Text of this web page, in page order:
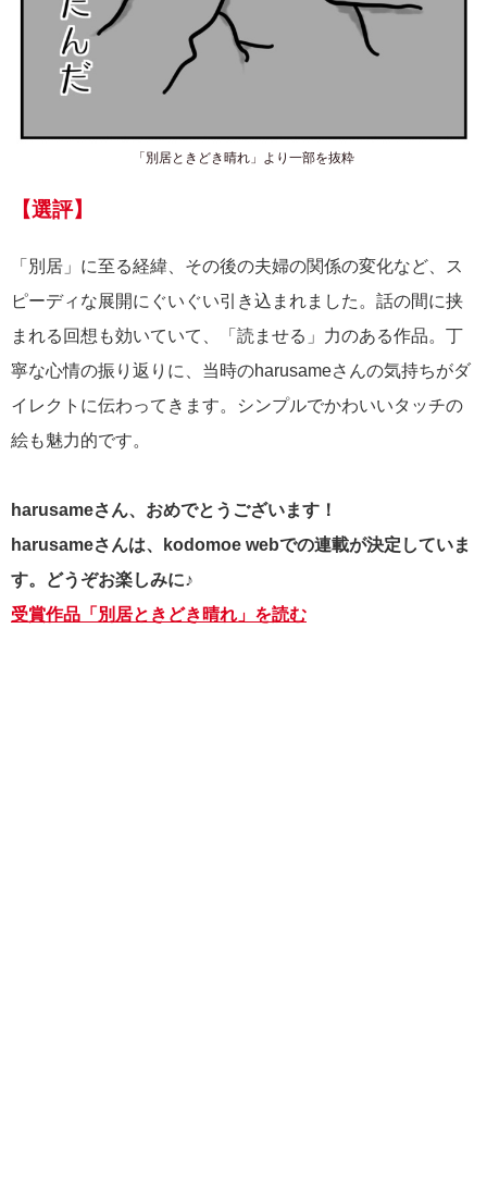
「別居ときどき晴れ」より一部を抜粋
【選評】
「別居」に至る経緯、その後の夫婦の関係の変化など、ス
ピーディな展開にぐいぐい引き込まれました。話の間に挟
まれる回想も効いていて、「読ませる」力のある作品。丁
寧な心情の振り返りに、当時のharusameさんの気持ちがダ
イレクトに伝わってきます。シンプルでかわいいタッチの
絵も魅力的です。
harusameさん、おめでとうございます！
harusameさんは、kodomoe webでの連載が決定していま
す。どうぞお楽しみに♪
受賞作品「別居ときどき晴れ」を読む